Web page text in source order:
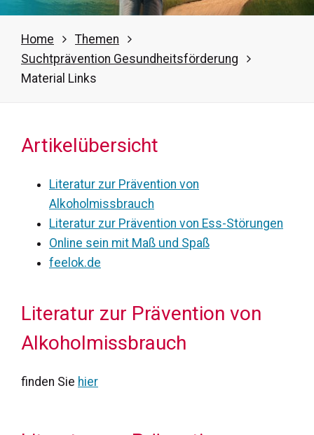
Home
Themen
Suchtprävention Gesundheitsförderung
Material Links
Artikelübersicht
Literatur zur Prävention von
Alkoholmissbrauch
Literatur zur Prävention von Ess-Störungen
Online sein mit Maß und Spaß
feelok.de
Literatur zur Prävention von
Alkoholmissbrauch
finden Sie hier